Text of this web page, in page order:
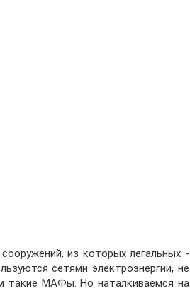
из которых легальных -
сетями электроэнергии, не
такие МАФы. Но наталкиваемся на